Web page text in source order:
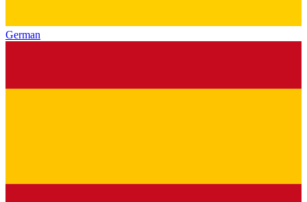
German